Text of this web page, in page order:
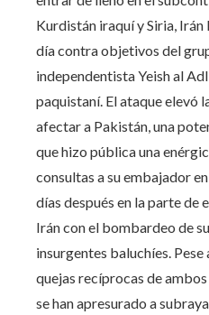
Kurdistán iraquí y Siria, Irán
día contra objetivos del
independentista Yeish al
paquistaní. El ataque elevó
afectar a Pakistán, una
que hizo pública una
consultas a su embajador
días después en la parte
Irán con el bombardeo de
insurgentes baluchíes.
quejas recíprocas de
se han apresurado a